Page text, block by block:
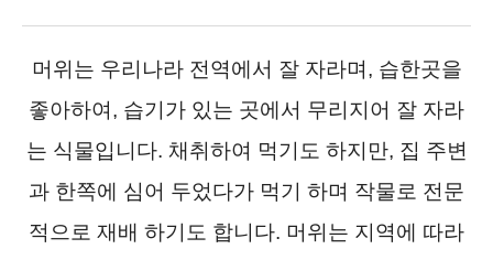
머위는 우리나라 전역에서 잘 자라며, 습한곳을
좋아하여, 습기가 있는 곳에서 무리지어 잘 자라
는 식물입니다. 채취하여 먹기도 하지만, 집 주변
과 한쪽에 심어 두었다가 먹기 하며 작물로 전문
적으로 재배 하기도 합니다. 머위는 지역에 따라